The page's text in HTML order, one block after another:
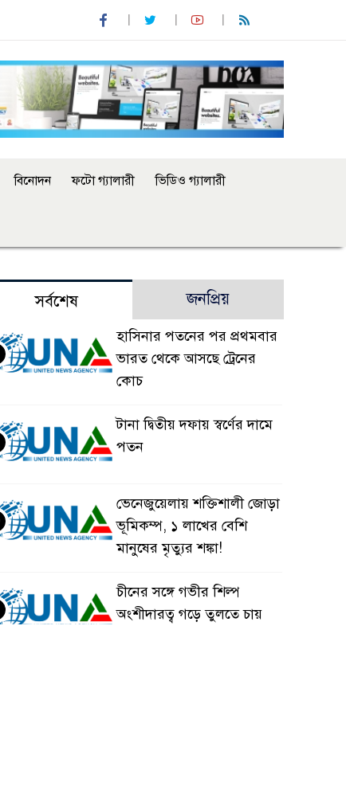
বিনোদন ফটো গ্যালারী ভিডিও গ্যালারী
সর্বশেষ জনপ্রিয়
হাসিনার পতনের পর প্রথমবার
ভারত থেকে আসছে ট্রেনের
কোচ
টানা দ্বিতীয় দফায় স্বর্ণের দামে
পতন
ভেনেজুয়েলায় শক্তিশালী জোড়া
ভূমিকম্প, ১ লাখের বেশি
মানুষের মৃত্যুর শঙ্কা!
চীনের সঙ্গে গভীর শিল্প
অংশীদারত্ব গড়ে তুলতে চায়